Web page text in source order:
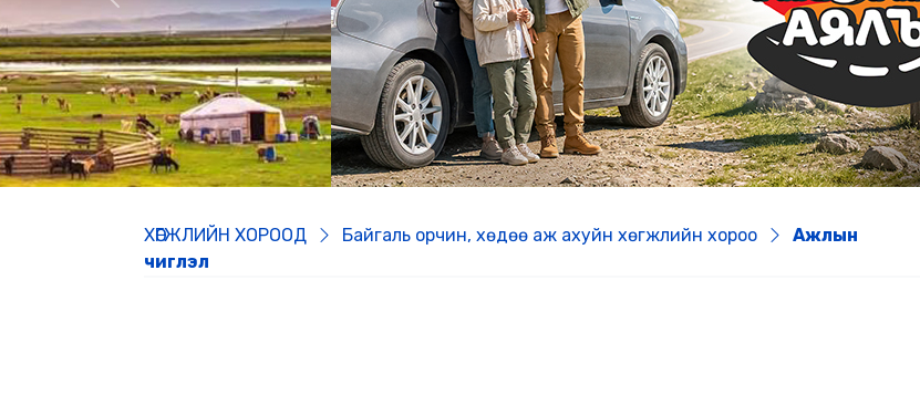
Previous
ХӨГЖЛИЙН ХОРООД Байгаль орчин, хөдөө аж ахуйн хөгжлийн хороо
Ажлын
чиглэл